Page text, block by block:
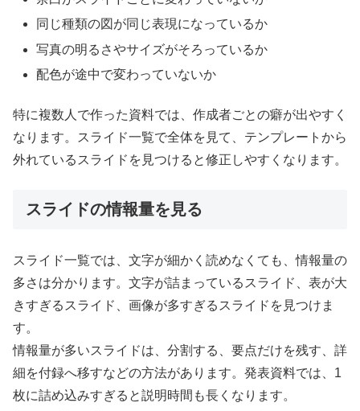
同じ種類の図が同じ表現になっているか
写真の明るさやサイズがそろっているか
配色が途中で変わっていないか
特に複数人で作った資料では、作成者ごとの癖が出やすく
なります。スライド一覧で全体を見て、テンプレートから
外れているスライドを見つけると修正しやすくなります。
スライドの情報量を見る
スライド一覧では、文字が細かく読めなくても、情報量の
多さは分かります。文字が詰まっているスライド、表が大
きすぎるスライド、画像が多すぎるスライドを見つけま
す。
情報量が多いスライドは、分割する、要点だけを残す、詳
細を付録へ移すなどの方法があります。発表資料では、1
枚に詰め込みすぎると説明時間も長くなります。